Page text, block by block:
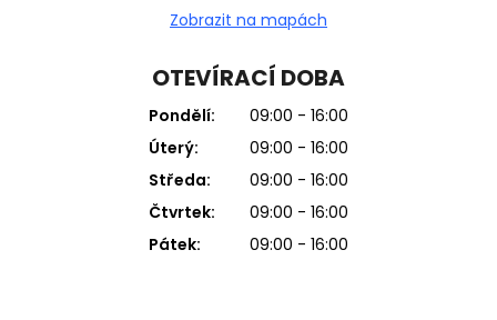
Zobrazit na mapách
OTEVÍRACÍ DOBA
Pondělí:
09:00 - 16:00
Úterý:
09:00 - 16:00
Středa:
09:00 - 16:00
Čtvrtek:
09:00 - 16:00
Pátek:
09:00 - 16:00